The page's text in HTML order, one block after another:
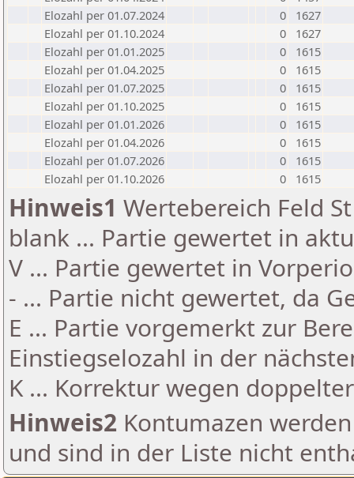
Elozahl per 01.07.2024
0
1627
Elozahl per 01.10.2024
0
1627
Elozahl per 01.01.2025
0
1615
Elozahl per 01.04.2025
0
1615
Elozahl per 01.07.2025
0
1615
Elozahl per 01.10.2025
0
1615
Elozahl per 01.01.2026
0
1615
Elozahl per 01.04.2026
0
1615
Elozahl per 01.07.2026
0
1615
Elozahl per 01.10.2026
0 1615
Hinweis1 Wertebereich Feld
blank ... Partie gewertet in
V ... Partie gewertet in
- ... Partie nicht gewertet, da
E ... Partie vorgemerkt zur
Einstiegselozahl in der
K ... Korrektur wegen
Hinweis2 Kontumazen
und sind in der Liste nicht